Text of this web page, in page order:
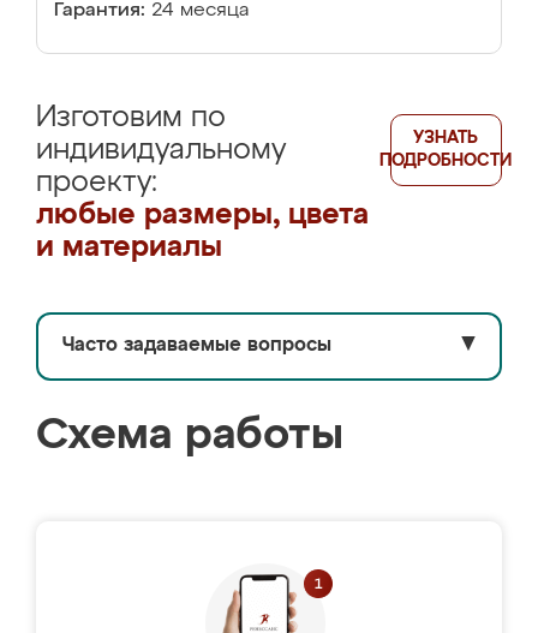
Гарантия: 24 месяца
Изготовим по
индивидуальному
проекту:
любые размеры, цвета
и материалы
УЗНАТЬ
ПОДРОБНОСТИ
Часто задаваемые вопросы ▼
Схема работы